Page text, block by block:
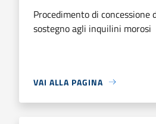
Procedimento di
sostegno agli inquilini morosi
VAI ALLA PAGINA